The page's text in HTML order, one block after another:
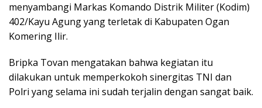
menyambangi Markas Komando Distrik Militer (Kodim)
402/Kayu Agung yang terletak di Kabupaten Ogan
Komering Ilir.
Bripka Tovan mengatakan bahwa kegiatan itu
dilakukan untuk memperkokoh sinergitas TNI dan
Polri yang selama ini sudah terjalin dengan sangat baik.